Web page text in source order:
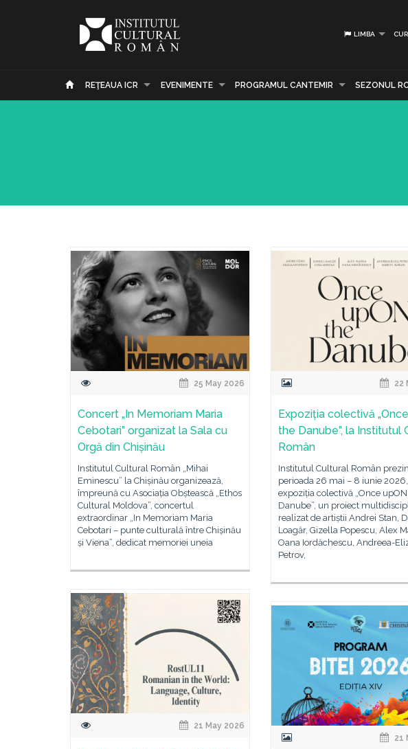
LIMBA
REŢEAUA ICR EVENIMENTE PROGRAMUL CANTEMIR SEZONUL
25 May 2026
Concert „In Memoriam Maria
Cebotari” organizat la Sala cu
Orgă din Chișinău
Institutul Cultural Român „Mihai
Eminescu” la Chișinău organizează,
împreună cu Asociația Obștească „Ethos
Cultural Moldova”, concertul
extraordinar „In Memoriam Maria
Cebotari – punte culturală între Chișinău
și Viena”, dedicat memoriei uneia
22
Expoziția colectivă
the Danube”, la Institutul
Român
Institutul Cultural Român
perioada 26 mai – 8 iunie 2026,
expoziția colectivă „Once
Danube”, un proiect
realizat de artiștii Andrei Stan,
Loagăr, Gizella Popescu, Alex
Oana Iordăchescu, Andreea-
Petrov,
21 May 2026
21